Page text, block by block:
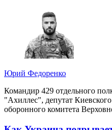
Юрий Федоренко
Командир 429 отдельного
"Ахиллес", депутат
оборонного комитета